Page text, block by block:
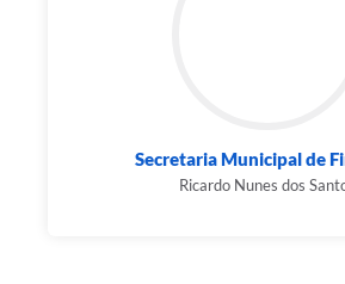
Secretaria Municipal de
Ricardo Nunes dos